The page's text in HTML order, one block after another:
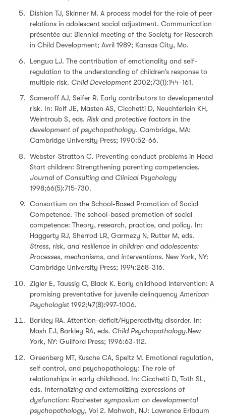
Dishion TJ, Skinner M. A process model for the role of peer
relations in adolescent social adjustment. Communication
présentée au: Biennial meeting of the Society for Research
in Child Development; Avril 1989; Kansas City, Mo.
Lengua LJ. The contribution of emotionality and self-
regulation to the understanding of children’s response to
multiple risk. Child Development 2002;73(1):144-161.
Sameroff AJ, Seifer R. Early contributors to developmental
risk. In: Rolf JE, Masten AS, Cicchetti D, Neuchterlein KH,
Weintraub S, eds. Risk and protective factors in the
development of psychopathology. Cambridge, MA:
Cambridge University Press; 1990:52-66.
Webster-Stratton C. Preventing conduct problems in Head
Start children: Strengthening parenting competencies.
Journal of Consulting and Clinical Psychology
1998;66(5):715-730.
Consortium on the School-Based Promotion of Social
Competence. The school-based promotion of social
competence: Theory, research, practice, and policy. In:
Haggerty RJ, Sherrod LR, Garmezy N, Rutter M, eds.
Stress, risk, and resilience in children and adolescents:
Processes, mechanisms, and interventions. New York, NY:
Cambridge University Press; 1994:268-316.
Zigler E, Taussig C, Black K. Early childhood intervention: A
promising preventative for juvenile delinquency American
Psychologist 1992;47(8):997-1006.
Barkley RA. Attention-deficit/Hyperactivity disorder. In:
Mash EJ, Barkley RA, eds. Child Psychopathology.New
York, NY: Guilford Press; 1996:63-112.
Greenberg MT, Kusche CA, Speltz M. Emotional regulation,
self control, and psychopathology: The role of
relationships in early childhood. In: Cicchetti D, Toth SL,
eds. Internalizing and externalizing expressions of
dysfunction: Rochester symposium on developmental
psychopathology, Vol 2. Mahwah, NJ: Lawrence Erlbaum